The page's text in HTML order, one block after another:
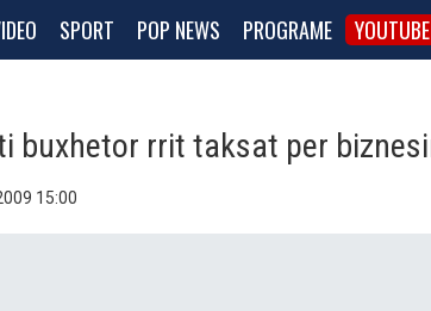
SPORT POP NEWS PROGRAME YOUTUBE
buxhetor rrit taksat per
15:00